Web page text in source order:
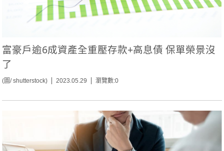
富豪戶逾6成資產全重壓存款+高息債 保單榮景沒
了
(圖/ shutterstock) 2023.05.29 瀏覽數:0